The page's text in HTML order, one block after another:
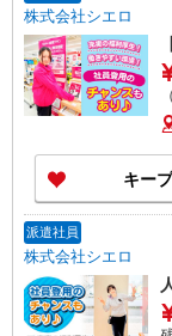
株式会社シエロ
+
キー
派遣社員
株式会社シエロ